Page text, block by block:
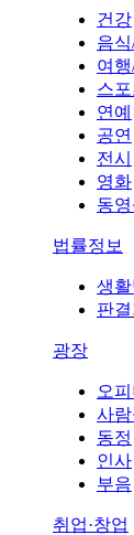
건강
음
여
스
연예
공연
전시
영화
동
법률정보
생
판
광장
오
사
동정
인사
부음
취업·창업